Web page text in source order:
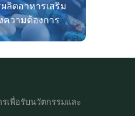
ลิตอาหารเสริม
ความต้องการ
รเพื่อรับนวัตกรรมและ